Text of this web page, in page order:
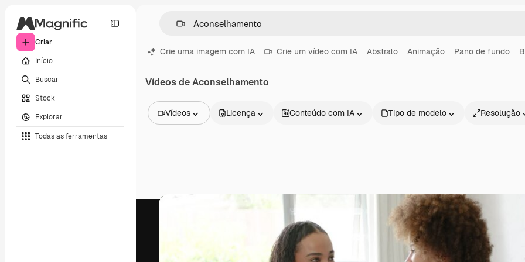
Criar
Início
Buscar
Stock
Explorar
Todas as ferramentas
Crie uma imagem com IA Crie um vídeo com IA Abstrato Animação Pano de fundo
Vídeos de Aconselhamento
Vídeos
Vídeos
Fontes
Licença Conteúdo com IA Tipo de modelo Resolução
Começar